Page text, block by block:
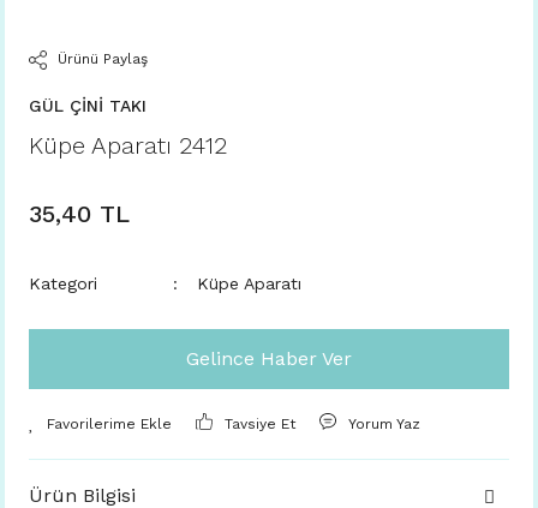
Ürünü Paylaş
GÜL ÇİNİ TAKI
Küpe Aparatı 2412
35,40 TL
Kategori Küpe Aparatı
Gelince Haber Ver
Tavsiye Et Yorum Yaz
Ürün Bilgisi